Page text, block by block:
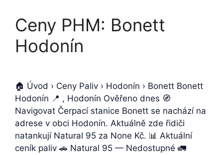
Ceny PHM: Bonett
Hodonín
🏠 Úvod › Ceny Paliv › Hodonín › Bonett Bonett
Hodonín 📍 , Hodonín Ověřeno dnes 🧭
Navigovat Čerpací stanice Bonett se nachází na
adrese v obci Hodonín. Aktuálně zde řidiči
natankují Natural 95 za None Kč. 📊 Aktuální
ceník paliv 🚗 Natural 95 — Nedostupné 🚛